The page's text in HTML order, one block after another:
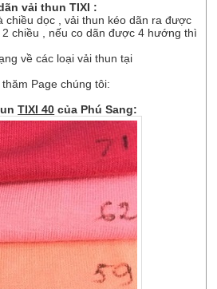
vải thun TIXI :
chiều dọc , vải thun kéo dãn ra được
chiều , nếu co dãn được 4 hướng thì
về các loại vải thun tại
Page chúng tôi:
TIXI 40 của Phú Sang: